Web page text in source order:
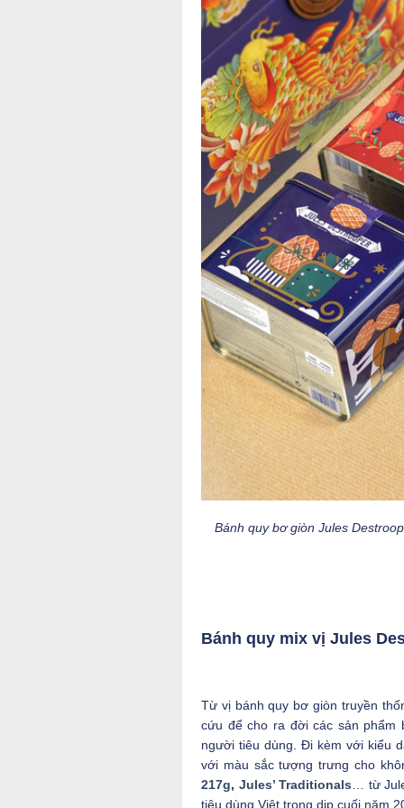
Bánh quy bơ giòn Jules
Bánh quy mix vị Jules
Từ vị bánh quy bơ giòn truyền
cứu để cho ra đời các sản phẩm
người tiêu dùng. Đi kèm với kiểu
với màu sắc tượng trưng cho
217g, Jules’ Traditionals … từ
tiêu dùng Việt trong dịp cuối năm